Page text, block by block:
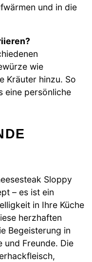
und in die
wie
Kräuter hinzu. So
eine persönliche
G
Sloppy
– es ist ein
in Ihre Küche
herzhaften
Begeisterung in
und Freunde. Die